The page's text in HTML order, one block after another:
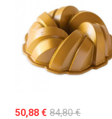
50,88 € 84,80 €